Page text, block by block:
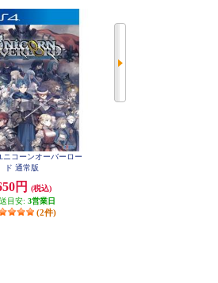
ニコーンオーバーロー
ド 通常版
円
(税込)
目安: 3営業日
(2件)